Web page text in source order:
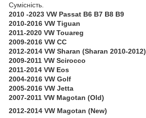
Сумісність.
2010 -2023 VW Passat B6 B7 B8 B9
2010-2016 VW Tiguan
2011-2020 VW Touareg
2009-2016 VW CC
2012-2014 VW Sharan (Sharan 2010-2012)
2009-2011 VW Scirocco
2011-2014 VW Eos
2004-2016 VW Golf
2005-2016 VW Jetta
2007-2011 VW Magotan (Old)
2012-2014 VW Magotan (New)